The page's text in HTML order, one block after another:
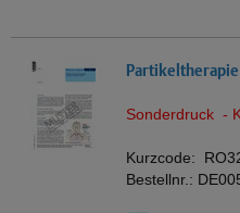
Sonderdruck -
Kurzcode:
Bestellnr.: